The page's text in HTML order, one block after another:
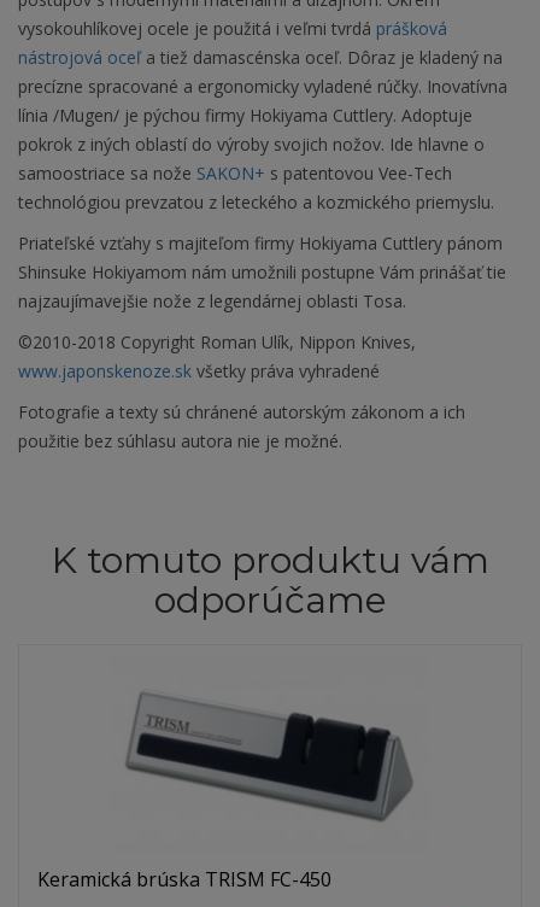
vysokouhlíkovej ocele je použitá i veľmi tvrdá prášková
nástrojová oceľa tiež damascénska oceľ. Dôraz je kladený na
precízne spracované a ergonomicky vyladené rúčky. Inovatívna
línia /Mugen/ je pýchou firmy Hokiyama Cuttlery. Adoptuje
pokrok z iných oblastí do výroby svojich nožov. Ide hlavne o
samoostriace sa nože SAKON+ s patentovou Vee-Tech
technológiou prevzatou z leteckého a kozmického priemyslu.
Priateľské vzťahy s majiteľom firmy Hokiyama Cuttlery pánom
Shinsuke Hokiyamom nám umožnili postupne Vám prinášať tie
najzaujímavejšie nože z legendárnej oblasti Tosa.
©2010-2018 Copyright Roman Ulík, Nippon Knives,
www.japonskenoze.sk všetky práva vyhradené
Fotografie a texty sú chránené autorským zákonom a ich
použitie bez súhlasu autora nie je možné.
K tomuto produktu vám
odporúčame
Keramická brúska TRISM FC-450